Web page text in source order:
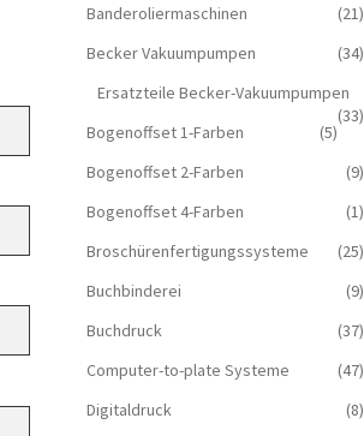
Banderoliermaschinen
(21)
Becker Vakuumpumpen
(34)
Ersatzteile Becker-Vakuumpumpen
(33)
Bogenoffset 1-Farben
(5)
Bogenoffset 2-Farben
(9)
Bogenoffset 4-Farben
(1)
Broschürenfertigungssysteme
(25)
Buchbinderei
(9)
Buchdruck
(37)
Computer-to-plate Systeme
(47)
Digitaldruck
(8)